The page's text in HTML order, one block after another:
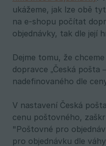
ukážeme, jak lze obě
na e-shopu počítat
objednávky, tak dle její
Dejme tomu, že
dopravce „Česká pošta
nadefinovaného dle
V nastavení Česká
cenu poštovného,
"Poštovné pro
pro objednávku dle